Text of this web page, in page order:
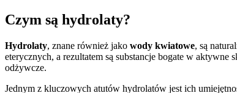
Czym są hydrolaty?
Hydrolaty, znane również jako wody kwiatowe, są
eterycznych, a rezultatem są substancje bogate w
odżywcze.
Jednym z kluczowych atutów hydrolatów jest ich